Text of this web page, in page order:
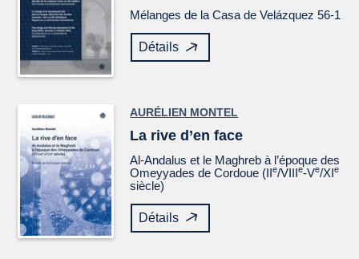
Mélanges de la Casa de Velázquez 56-1
Détails
AURÉLIEN MONTEL
La rive d’en face
Al-Andalus et le Maghreb à l’époque des
Omeyyades de Cordoue (IIe/VIIIe-Ve/XIe
siècle)
Détails